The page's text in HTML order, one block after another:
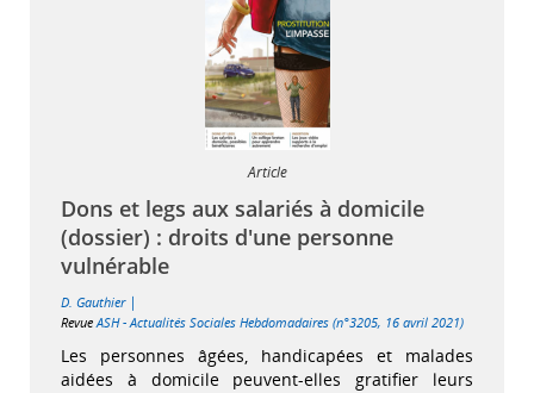
Article
Dons et legs aux salariés à domicile
(dossier) : droits d'une personne
vulnérable
D. Gauthier |
RevueASH - Actualités Sociales Hebdomadaires (n°3205, 16 avril 2021)
Les personnes âgées, handicapées et malades
aidées à domicile peuvent-elles gratifier leurs